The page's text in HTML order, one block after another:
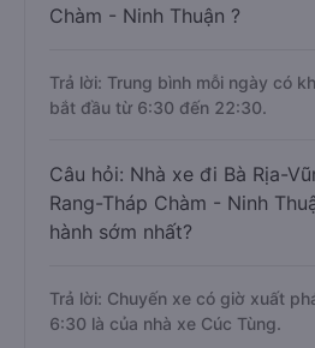
Chàm - Ninh Thuận ?
Trả lời: Trung bình mỗi ngày có
bắt đầu từ 6:30 đến 22:30.
Câu hỏi: Nhà xe đi Bà Rịa-
Rang-Tháp Chàm - Ninh
hành sớm nhất?
Trả lời: Chuyến xe có giờ xuất
6:30 là của nhà xe Cúc Tùng.